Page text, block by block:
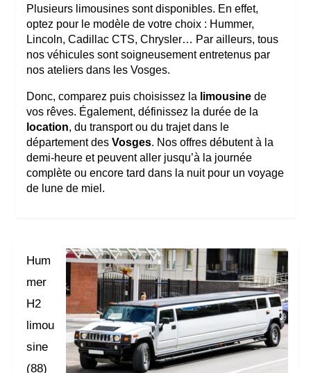
Plusieurs limousines sont disponibles. En effet,
optez pour le modèle de votre choix : Hummer,
Lincoln, Cadillac CTS, Chrysler… Par ailleurs, tous
nos véhicules sont soigneusement entretenus par
nos ateliers dans les Vosges.
Donc, comparez puis choisissez la limousine de
vos rêves. Également, définissez la durée de la
location, du transport ou du trajet dans le
département des Vosges. Nos offres débutent à la
demi-heure et peuvent aller jusqu’à la journée
complète ou encore tard dans la nuit pour un voyage
de lune de miel.
Hum
mer
H2
limou
sine
(88)